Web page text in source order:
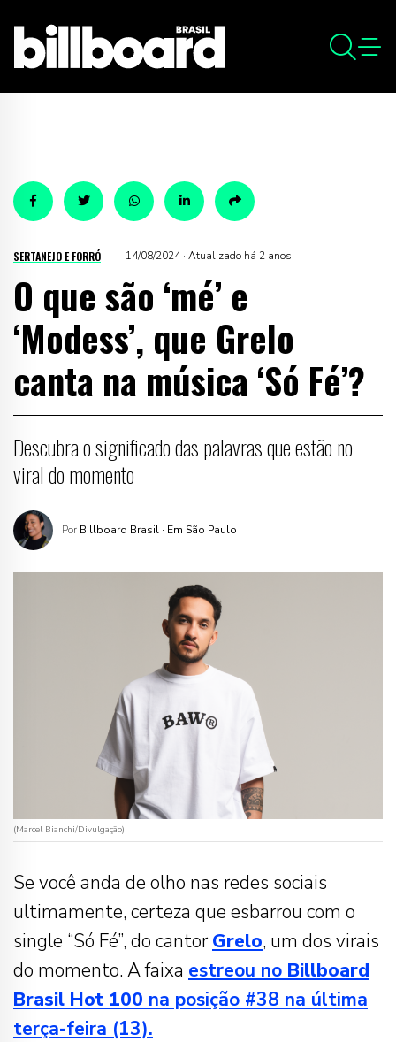
SERTANEJO E FORRÓ 14/08/2024 · Atualizado há 2 anos
O que são ‘mé’ e
‘Modess’, que Grelo
canta na música ‘Só Fé’?
Descubra o significado das palavras que estão no
viral do momento
Por Billboard Brasil · Em São Paulo
(Marcel Bianchi/Divulgação)
Se você anda de olho nas redes sociais
ultimamente, certeza que esbarrou com o
single “Só Fé”, do cantor Grelo, um dos virais
do momento. A faixa estreou no Billboard
Brasil Hot 100 na posição #38 na última
terça-feira (13).